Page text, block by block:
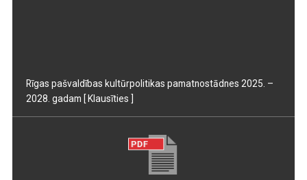
Rīgas pašvaldības kultūrpolitikas pamatnostādnes 2025. –
2028. gadam [ Klausīties ]